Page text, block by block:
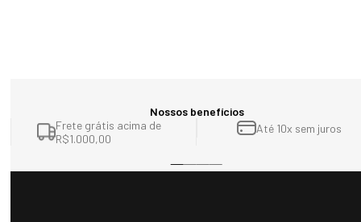
Nossos benefícios
Frete grátis acima de
R$1.000,00
Até 10x sem juros